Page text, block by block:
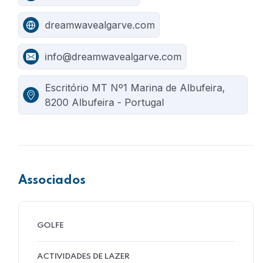
dreamwavealgarve.com
info@dreamwavealgarve.com
Escritório MT Nº1 Marina de Albufeira,
8200 Albufeira - Portugal
Associados
GOLFE
ACTIVIDADES DE LAZER